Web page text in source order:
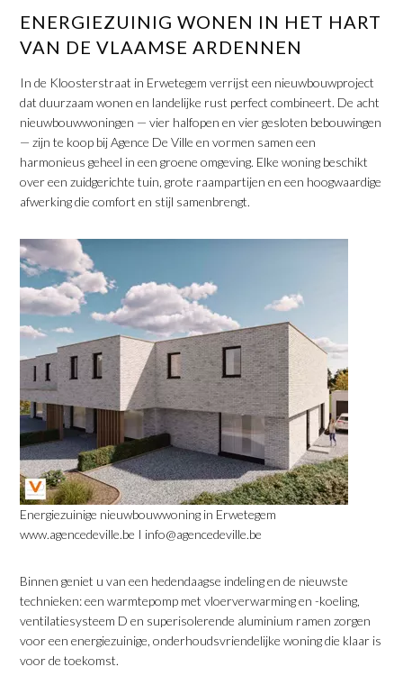
​ENERGIEZUINIG WONEN IN HET HART
VAN DE VLAAMSE ARDENNEN
In de Kloosterstraat in Erwetegem verrijst een nieuwbouwproject
dat duurzaam wonen en landelijke rust perfect combineert. De acht
nieuwbouwwoningen — vier halfopen en vier gesloten bebouwingen
— zijn te koop bij Agence De Ville en vormen samen een
harmonieus geheel in een groene omgeving. Elke woning beschikt
over een zuidgerichte tuin, grote raampartijen en een hoogwaardige
afwerking die comfort en stijl samenbrengt.
Energiezuinige nieuwbouwwoning in Erwetegem
www.agencedeville.be I info@agencedeville.be
Binnen geniet u van een hedendaagse indeling en de nieuwste
technieken: een warmtepomp met vloerverwarming en -koeling,
ventilatiesysteem D en superisolerende aluminium ramen zorgen
voor een energiezuinige, onderhoudsvriendelijke woning die klaar is
voor de toekomst.